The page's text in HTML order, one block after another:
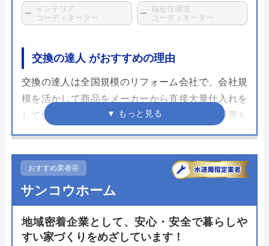
インテリア
コーディネーター
福祉住環境
コーディネーター
交換の達人 がおすすめの理由
交換の達人は全国規模のリフォーム会社で、会社規
模を活かして商品をメーカーから直接大量仕入れを
しているため安価でトイレが購入できます。設置を
行う職人はさまざまな資格を保有し、数々の現場を
ことで低価格でのトイレリフォームが可能です。
トイレリフォーム以外にも住宅設備のあらゆる工事
が可能。2009年の創業から工事を行ってきた豊富な
実績をもとに価格以上に満足したリフォームとなる
おすすめ業者④
サンコウホーム
地域密着企業として、安心・安全で暮らしや
すい家づくりをめざしています！